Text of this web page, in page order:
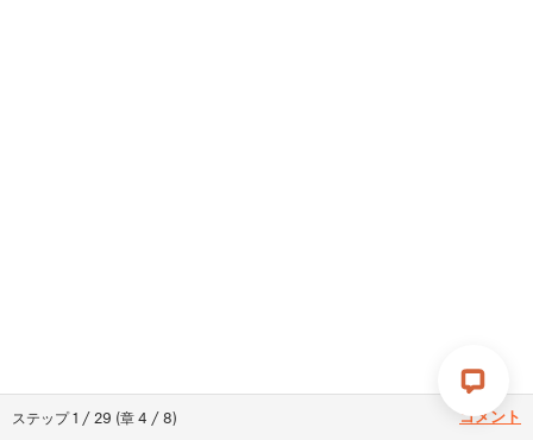
ステップ1 / 29 (章4 /8) コメント